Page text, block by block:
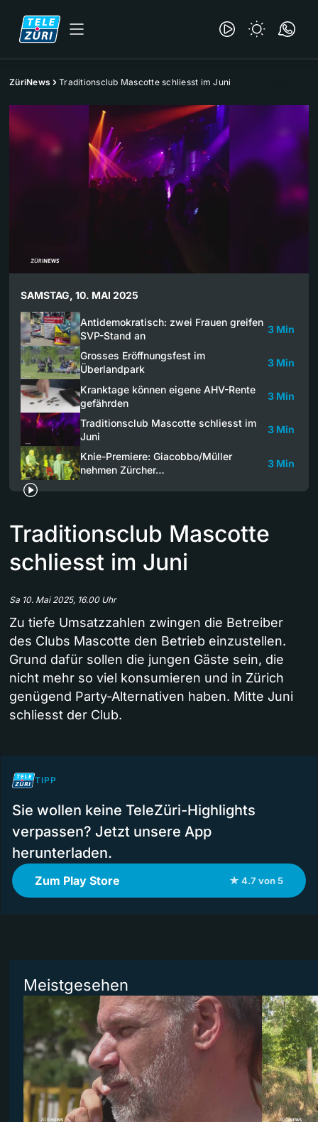
ZüriNews Traditionsclub Mascotte schliesst im Juni
SAMSTAG, 10. MAI 2025
Antidemokratisch: zwei Frauen greifen
SVP-Stand an
3 Min
Grosses Eröffnungsfest im
Überlandpark
3 Min
Kranktage können eigene AHV-Rente
gefährden
3 Min
Traditionsclub Mascotte schliesst im
Juni
3 Min
Knie-Premiere: Giacobbo/Müller
nehmen Zürcher…
3 Min
Traditionsclub Mascotte
schliesst im Juni
Sa 10. Mai 2025, 16.00 Uhr
Zu tiefe Umsatzzahlen zwingen die Betreiber
des Clubs Mascotte den Betrieb einzustellen.
Grund dafür sollen die jungen Gäste sein, die
nicht mehr so viel konsumieren und in Zürich
genügend Party-Alternativen haben. Mitte Juni
schliesst der Club.
TIPP
Sie wollen keine TeleZüri-Highlights
verpassen? Jetzt unsere App
herunterladen.
Zum Play Store ★ 4.7 von 5
Meistgesehen